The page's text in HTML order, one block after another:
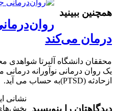
همچنین ببینید
درمان می‌کند
محققان دانشگاه آلبرتا شواهدی
یک روان درمانی نوآورانه
ازحادثه (PTSD)به حساب می آید.
دیدگاهتان را بنویسید
نشانی